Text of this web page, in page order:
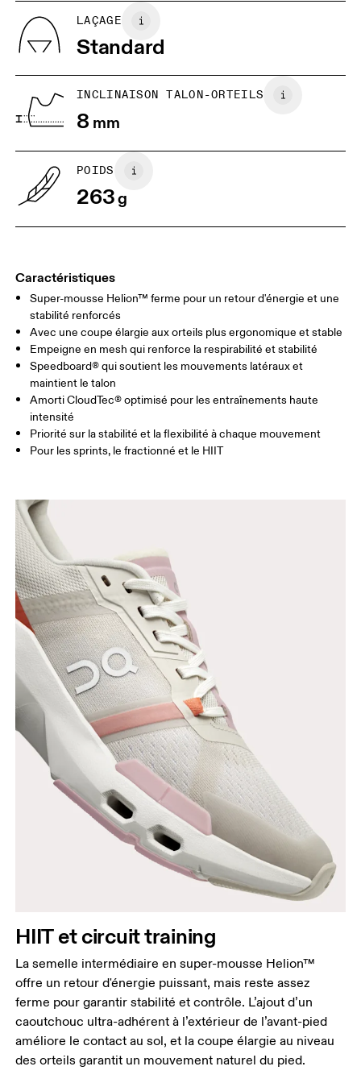
US
UK 3
Glisser horizontalement pour en savoir plus
LAÇAGE
Standard
INCLINAISON TALON-ORTEILS
8 mm
POIDS
263g
Caractéristiques
Super-mousse Helion™ ferme pour un retour d'énergie et une
stabilité renforcés
Avec une coupe élargie aux orteils plus ergonomique et stable
Empeigne en mesh qui renforce la respirabilité et stabilité
Speedboard® qui soutient les mouvements latéraux et
maintient le talon
Amorti CloudTec® optimisé pour les entraînements haute
intensité
Priorité sur la stabilité et la flexibilité à chaque mouvement
Pour les sprints, le fractionné et le HIIT
HIIT et circuit training
La semelle intermédiaire en super-mousse Helion™
offre un retour d'énergie puissant, mais reste assez
ferme pour garantir stabilité et contrôle. L’ajout d’un
caoutchouc ultra-adhérent à l’extérieur de l’avant-pied
améliore le contact au sol, et la coupe élargie au niveau
des orteils garantit un mouvement naturel du pied.